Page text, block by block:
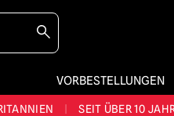
VORBESTELLUNGEN
KÖNIGREICH | ÜBER
SEIT ÜBER 10